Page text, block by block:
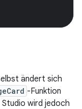
ändert sich
-Funktion
wird jedoch